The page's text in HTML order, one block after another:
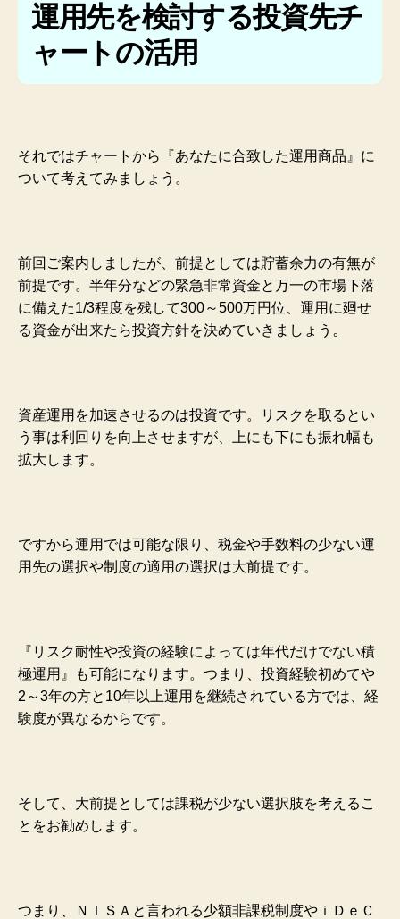
運用先を検討する投資先チ
ャートの活用
それではチャートから『あなたに合致した運用商品』に
ついて考えてみましょう。
前回ご案内しましたが、前提としては貯蓄余力の有無が
前提です。半年分などの緊急非常資金と万一の市場下落
に備えた1/3程度を残して300～500万円位、運用に廻せ
る資金が出来たら投資方針を決めていきましょう 。
資産運用を加速させるのは投資です。リスクを取るとい
う事は利回りを向上させますが、上にも下にも振れ幅も
拡大します。
ですから運用では可能な限り、税金や手数料の少ない運
用先の選択や制度の適用の選択は大前提です。
『リスク耐性や投資の経験によっては年代だけでない積
極運用』も可能になります。つまり、投資経験初めてや
2～3年の方と10年以上運用を継続されている方では、経
験度が異なるからです。
そして、大前提としては課税が少ない選択肢を考えるこ
とをお勧めします。
つまり、ＮＩＳＡと言われる少額非課税制度やｉＤｅＣ